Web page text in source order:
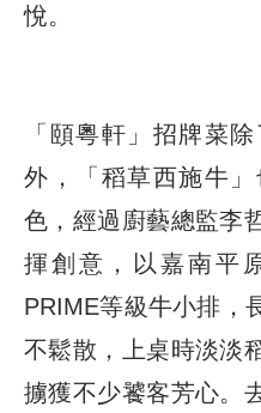
悅。
「頤粵軒」招牌菜
外，「稻草西施牛
色，經過廚藝總監李
揮創意，以嘉南平
PRIME等級牛小排，
不鬆散，上桌時淡淡
擄獲不少饕客芳心。